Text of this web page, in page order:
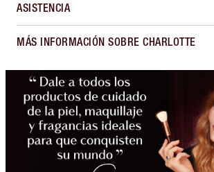
ASISTENCIA
MÁS INFORMACIÓN SOBRE CHARLOTTE